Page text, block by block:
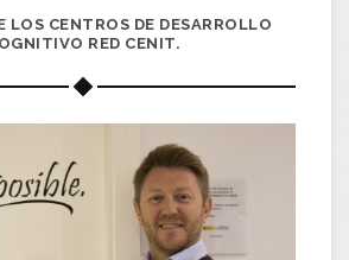
LOS CENTROS DE DESARROLLO
RED CENIT.